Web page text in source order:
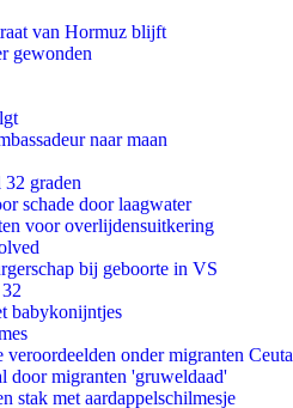
van Hormuz blijft
gewonden
naar maan
graden
schade door laagwater
voor overlijdensuitkering
bij geboorte in VS
babykonijntjes
onder migranten Ceuta
door migranten 'gruweldaad'
stak met aardappelschilmesje